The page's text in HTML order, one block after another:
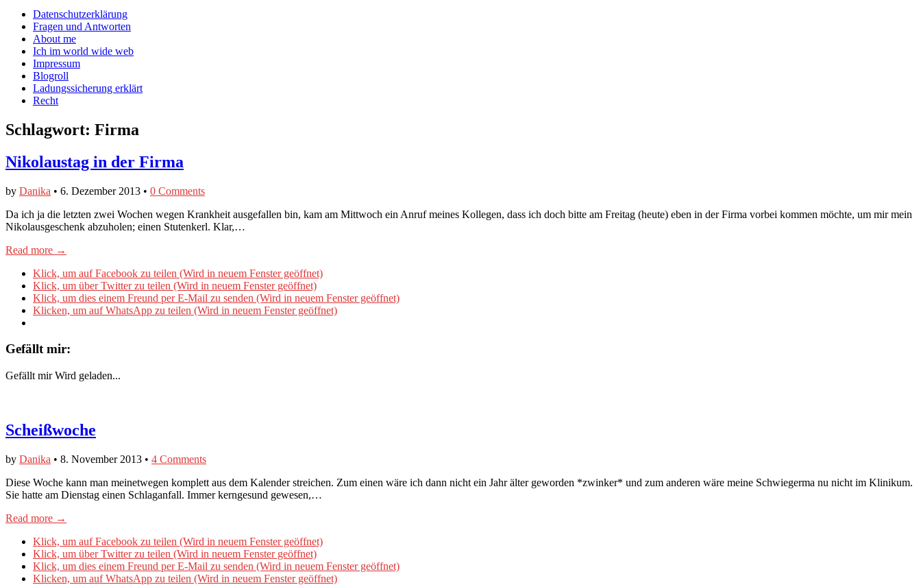
Facebook
anzeigen
Twitter
anzeigen
auf
Instagram
anzeigen
Main
menu
Skip
content
Datenschutzerklärung
Fragen und Antworten
About me
Ich im world wide web
Impressum
Blogroll
Ladungssicherung erklärt
Recht
Schlagwort: Firma
Nikolaustag in der Firma
by Danika • 6. Dezember 2013 • 0 Comments
Da ich ja die letzten zwei Wochen wegen Krankheit ausgefallen bin, kam am Mittwoch ein Anruf meines Kollegen, dass ich doch bitte am Freitag (heute) eben in der Firma vorbei kommen möchte, um mir mein
Nikolausgeschenk abzuholen; einen Stutenkerl. Klar,…
Read more →
Klick, um auf Facebook zu teilen (Wird in neuem Fenster geöffnet)
Klick, um über Twitter zu teilen (Wird in neuem Fenster geöffnet)
Klick, um dies einem Freund per E-Mail zu senden (Wird in neuem Fenster geöffnet)
Klicken, um auf WhatsApp zu teilen (Wird in neuem Fenster geöffnet)
Gefällt mir:
Gefällt mir Wird geladen...
Scheißwoche
by Danika • 8. November 2013 • 4 Comments
Diese Woche kann man meinetwegen komplett aus dem Kalender streichen. Zum einen wäre ich dann nicht ein Jahr älter geworden *zwinker* und zum anderen wäre meine Schwiegerma nu nicht im Klinikum.
Sie hatte am Dienstag einen Schlaganfall. Immer kerngesund gewesen,…
Read more →
Klick, um auf Facebook zu teilen (Wird in neuem Fenster geöffnet)
Klick, um über Twitter zu teilen (Wird in neuem Fenster geöffnet)
Klick, um dies einem Freund per E-Mail zu senden (Wird in neuem Fenster geöffnet)
Klicken, um auf WhatsApp zu teilen (Wird in neuem Fenster geöffnet)